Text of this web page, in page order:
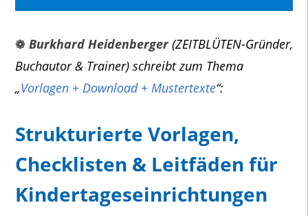
❁ Burkhard Heidenberger(ZEITBLÜTEN-Gründer,
Buchautor & Trainer) schreibt zum Thema
„Vorlagen + Download + Mustertexte“:
Strukturierte Vorlagen,
Checklisten & Leitfäden für
Kindertageseinrichtungen